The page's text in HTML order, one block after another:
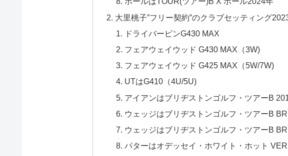
大里桃子”フリー契約”のクラブセッティング2023
ドライバーピンG430 MAX
フェアウェイウッド G430 MAX（3W)
フェアウェイウッド G425 MAX（5W/7W)
UTはG410（4U/5U)
アイアンはブリヂストンゴルフ・ツアーB
ウェッジはブリヂストンゴルフ・ツアーB
ウェッジはブリヂストンゴルフ・ツアーB
パターはオデッセイ・ホワイト・ホット